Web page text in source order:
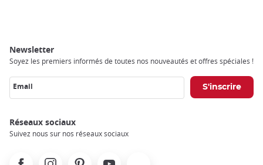
Newsletter
Soyez les premiers informés de toutes nos nouveautés et offres spéciales !
Email
Réseaux sociaux
Suivez nous sur nos réseaux sociaux
FacebookInstagramPinterest Youtube